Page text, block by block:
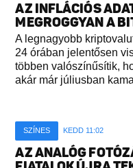
AZ INFLÁCIÓS
MEGROGGYAN A
A legnagyobb
24 órában jelentősen
többen valószínűsítik,
akár már júliusban
SZÍNES KEDD 11:02
AZ ANALÓG